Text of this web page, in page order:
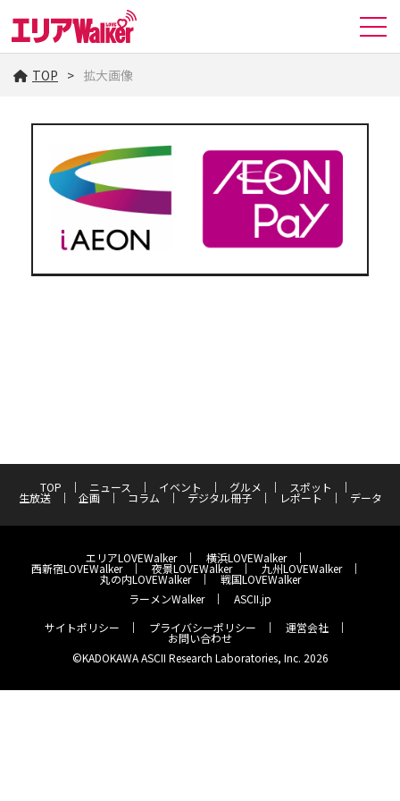
TOP 拡大画像
TOP ニュース イベント グルメ スポット
生放送 企画 コラム デジタル冊子 レポート データ
エリアLOVEWalker 横浜LOVEWalker
西新宿LOVEWalker 夜景LOVEWalker 九州LOVEWalker
丸の内LOVEWalker
戦国LOVEWalker
ラーメンWalker
ASCII.jp
サイトポリシー
プライバシーポリシー 運営会社
お問い合わせ
©KADOKAWA ASCII Research Laboratories, Inc. 2026